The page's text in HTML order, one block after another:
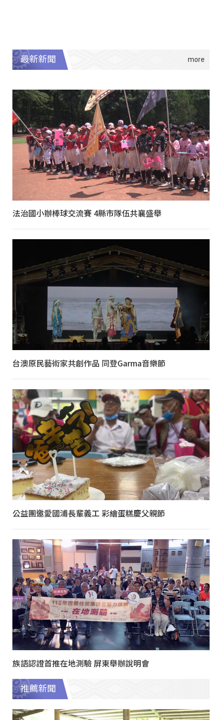
最新新聞
法治國小辦棒球交流賽 4縣市隊伍共襄盛舉
台澳原民藝術家共創作品 同登Garma音樂節
公益團邀愛國浦長輩義工 彩繪蛋糕慶父親節
族語認證首推在地測驗 屏東舉辦說明會
推薦新聞